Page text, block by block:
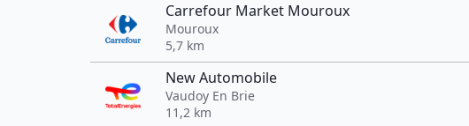
Carrefour Market Mouroux
Mouroux
5,7 km
New Automobile
Vaudoy En Brie
11,2 km